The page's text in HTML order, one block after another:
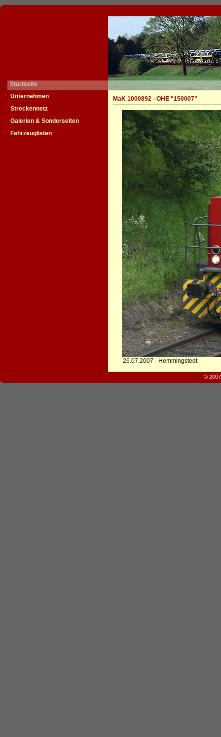
Startseite
Unternehmen
Streckennetz
Galerien & Sonderseiten
Fahrzeuglisten
MaK 1000892 - OHE "150007"
26.07.2007 - Hemmingstedt
©